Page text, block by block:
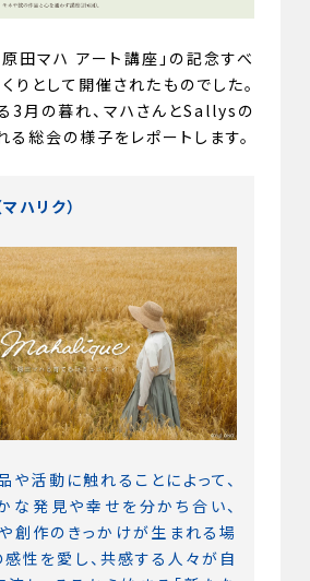
田マハ アート講座」の記念すべ
りとして開催されたものでした。
3月の暮れ、マハさんとSallysの
総会の様子をレポートします。
ハリク）
や活動に触れることによって、
な発見や幸せを分かち合い、
創作のきっかけが生まれる場
感性を愛し、共感する人々が自